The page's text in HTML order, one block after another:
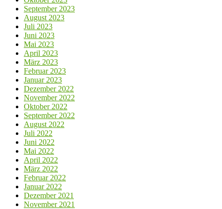
September 2023
August 2023
Juli 2023
Juni 2023
Mai 2023
April 2023
März 2023
Februar 2023
Januar 2023
Dezember 2022
November 2022
Oktober 2022
September 2022
August 2022
Juli 2022
Juni 2022
Mai 2022
April 2022
März 2022
Februar 2022
Januar 2022
Dezember 2021
November 2021